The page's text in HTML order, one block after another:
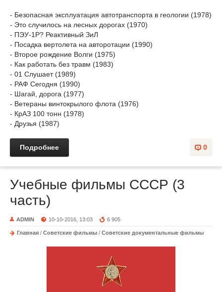
- Безопасная эксплуатация автотранспорта в геологии (1978)
- Это случилось на лесных дорогах (1970)
- ПЭУ-1Р? Реактивный ЗиЛ
- Посадка вертолета на авторотации (1990)
- Второе рождение Волги (1975)
- Как работать без травм (1983)
- 01 Слушает (1989)
- РАФ Сегодня (1990)
- Шагай, дорога (1977)
- Ветераны винтокрылого флота (1976)
- КрАЗ 100 тонн (1978)
- Друзья (1987)
0
Подробнее
Учебные фильмы СССР (3
часть)
ADMIN 10-10-2016, 13:03 6 905
Главная / Советские фильмы / Советские документальные фильмы